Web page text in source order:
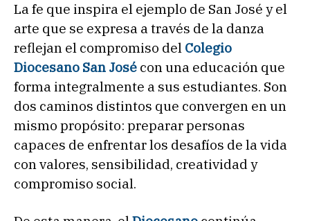
La fe que inspira el ejemplo de San José y el
arte que se expresa a través de la danza
reflejan el compromiso del Colegio
Diocesano San José con una educación que
forma integralmente a sus estudiantes. Son
dos caminos distintos que convergen en un
mismo propósito: preparar personas
capaces de enfrentar los desafíos de la vida
con valores, sensibilidad, creatividad y
compromiso social.